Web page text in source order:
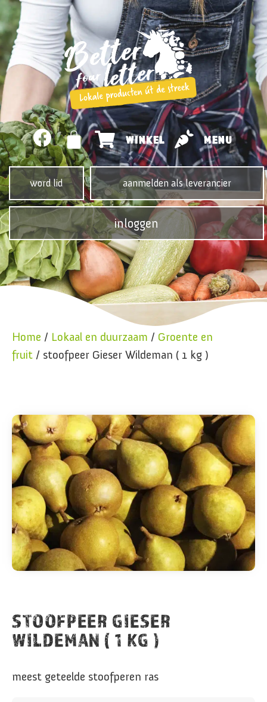
WINKEL MENU
word lid aanmelden als leverancier
inloggen
Home / Lokaal en duurzaam / Groente en
fruit / stoofpeer Gieser Wildeman ( 1 kg )
STOOFPEER GIESER
WILDEMAN ( 1 KG )
meest geteelde stoofperen ras